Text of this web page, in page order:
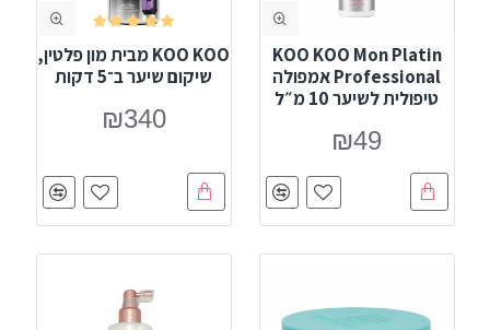
KOO KOO Mon Platin
Professional אמפולה
טיפולית לשיער 10 מ״ל
₪49
KOO KOO מבית מון פלטין,
שיקום שיער ב־5 דקות
₪340